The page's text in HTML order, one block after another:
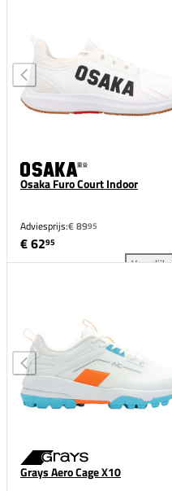
Osaka Furo Court Indoor
Adviesprijs:€ 8995
€ 6295
Vergelijk
Grays Aero Cage X10